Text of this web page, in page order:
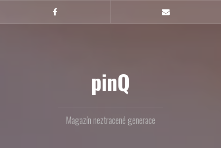
pinQ
Magazín neztracené generace